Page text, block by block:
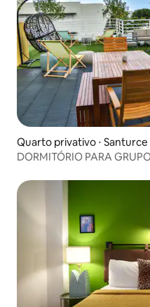
Quarto privativo ⋅ Santurce
DORMITÓRIO PARA